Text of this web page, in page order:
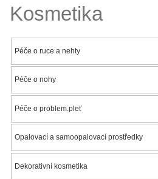
Kosmetika
Péče o ruce a nehty
Péče o nohy
Péče o problem.pleť
Opalovací a samoopalovací prostředky
Dekorativní kosmetika